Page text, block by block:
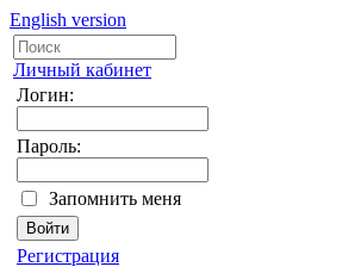
English version
Личный кабинет
Логин:
Пароль:
Запомнить меня
Регистрация